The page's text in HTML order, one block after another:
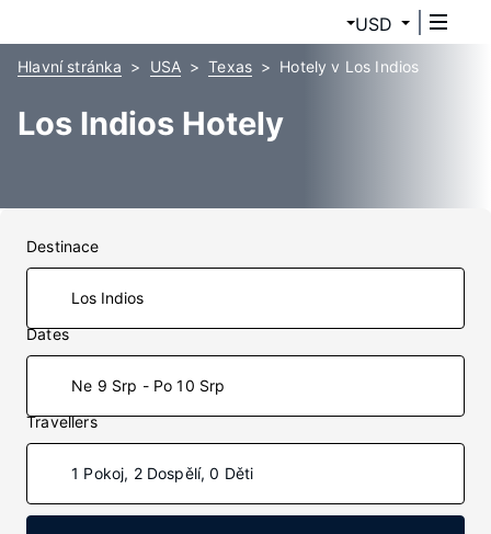
USD
Hlavní stránka USA Texas Hotely v Los Indios
Los Indios Hotely
Destinace
Dates
Ne 9 Srp - Po 10 Srp
Travellers
1 Pokoj, 2 Dospělí, 0 Děti